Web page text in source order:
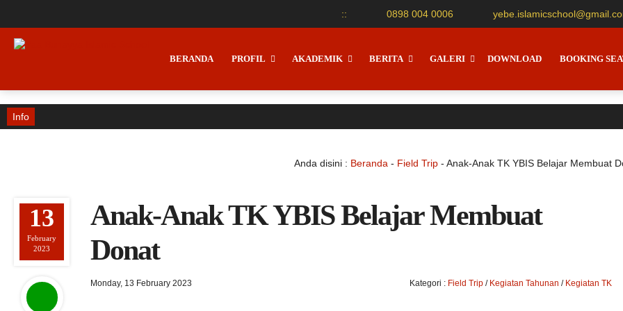
:: 0898 004 0006
BERANDA PROFIL AKADEMIK BERITA GALERI DOWNLOAD BOOKING
Info
Anda disini : Beranda - Field Trip- Anak-Anak TK YBIS Belajar Membuat
13
February
2023
Anak-Anak TK YBIS Belajar Membuat
Donat
Monday, 13 February 2023 Kategori : Field Trip / Kegiatan Tahunan / Kegiatan TK